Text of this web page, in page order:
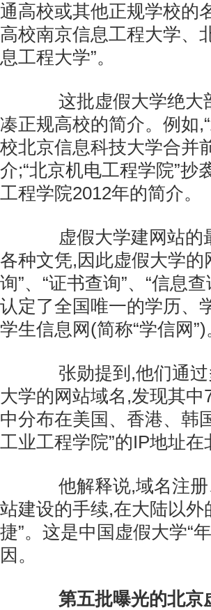
通高校或其他正规学校的
高校南京信息工程大学、
息工程大学”。
这批虚假大学绝大
凑正规高校的简介。例如
校北京信息科技大学合并
介;“北京机电工程学院”
工程学院2012年的简介。
虚假大学建网站的
各种文凭,因此虚假大学的
询”、“证书查询”、“信息
认定了全国唯一的学历
学生信息网(简称“学信网”)
张勋提到,他们通过
大学的网站域名,发现其
中分布在美国、香港、韩
工业工程学院”的IP地址
他解释说,域名注册
站建设的手续,在大陆以外
捷”。这是中国虚假大学“
因。
第五批曝光的北京